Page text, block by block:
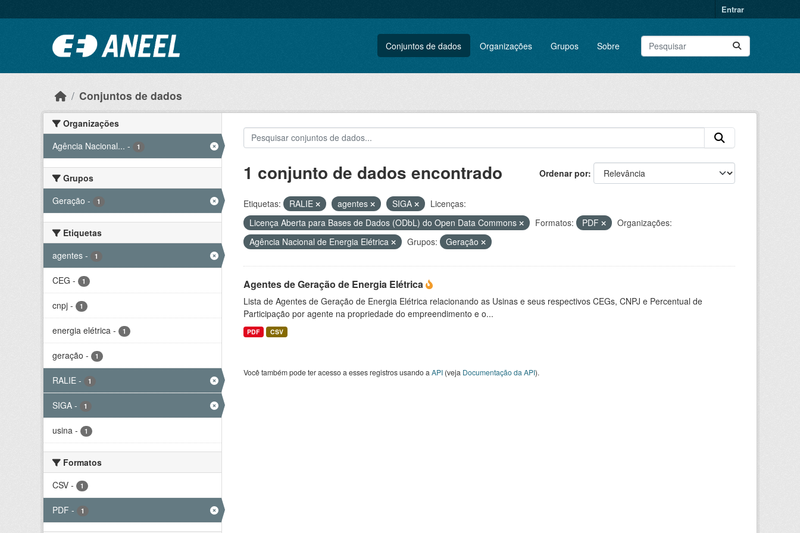
Entrar
Conjuntos de dados Organizações Grupos Sobre
Conjuntos de dados
Organizações
Agência Nacional... - 1
Grupos
Geração - 1
Etiquetas
agentes - 1
CEG - 1
cnpj - 1
energia elétrica - 1
geração - 1
RALIE - 1
SIGA - 1
usina - 1
Formatos
CSV - 1
PDF - 1
Ordenar por
1 conjunto de dados encontrado
Etiquetas: RALIE agentes SIGA
Licenças:
Licença Aberta para Bases de Dados (ODbL) do Open Data Commons
Formatos: PDF
Organizações:
Agência Nacional de Energia Elétrica
Grupos: Geração
Agentes de Geração de Energia Elétrica
Lista de Agentes de Geração de Energia Elétrica relacionando as Usinas e seus respectivos CEGs, CNPJ e Percentual de
Participação por agente na propriedade do empreendimento e o...
PDF CSV
Você também pode ter acesso a esses registros usando a API(veja Documentação da API).